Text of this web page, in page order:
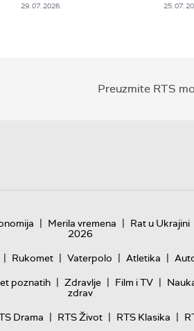
29. 07. 2026. 25. 07.
Preuzmite RTS
| Merila vremena | Rat u Ukrajini
2026
| Rukomet | Vaterpolo | Atletika |
poznatih | Zdravlje | Film i TV |
zdrav
Drama | RTS Život | RTS Klasika |